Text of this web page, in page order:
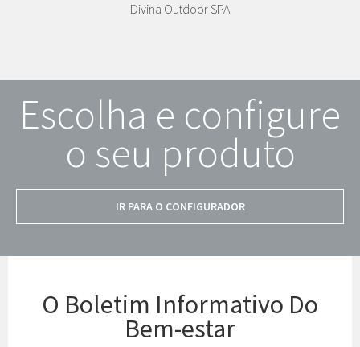
Divina Outdoor SPA
Escolha e configure
o seu produto
IR PARA O CONFIGURADOR
O Boletim Informativo Do
Bem-estar